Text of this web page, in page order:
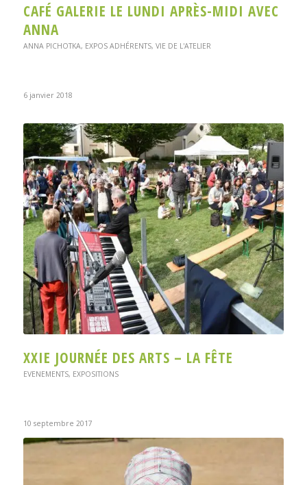
CAFÉ GALERIE LE LUNDI APRÈS-MIDI AVEC
ANNA
ANNA PICHOTKA, EXPOS ADHÉRENTS, VIE DE L'ATELIER
6 janvier 2018
XXIE JOURNÉE DES ARTS – LA FÊTE
EVENEMENTS, EXPOSITIONS
10 septembre 2017